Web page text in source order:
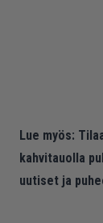
Lue myös:
kahvitauolla
uutiset ja